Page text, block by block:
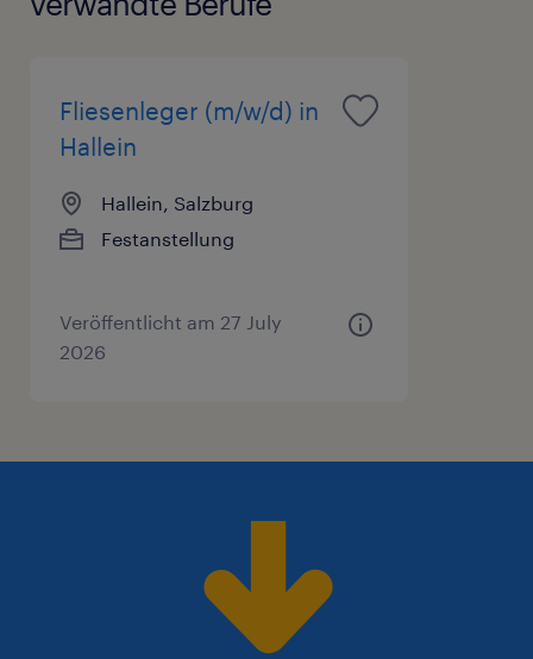
Fliesenleger (m/w/d) in
Hallein
Hallein, Salzburg
Festanstellung
Veröffentlicht am 27 July
2026